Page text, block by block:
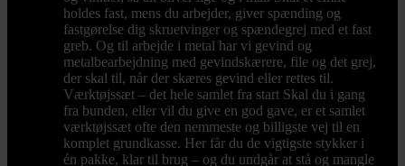
holdes fast, mens du arbejder, giver spænding og
fastgørelse dig skruetvinger og spændegrej med et fast
greb. Og til arbejde i metal har vi gevind og
metalbearbejdning med gevindskærere, file og det grej,
der skal til, når der skæres gevind eller rettes til.
Værktøjssæt – det hele samlet fra start Skal du i gang
fra bunden, eller vil du give en god gave, er et samlet
værktøjssæt ofte den nemmeste og billigste vej til en
komplet grundkasse. Her får du de vigtigste stykker i
én pakke, klar til brug – og du undgår at stå og mangle